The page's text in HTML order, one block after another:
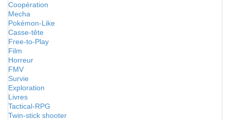
Coopération
Mecha
Pokémon-Like
Casse-tête
Free-to-Play
Film
Horreur
FMV
Survie
Exploration
Livres
Tactical-RPG
Twin-stick shooter